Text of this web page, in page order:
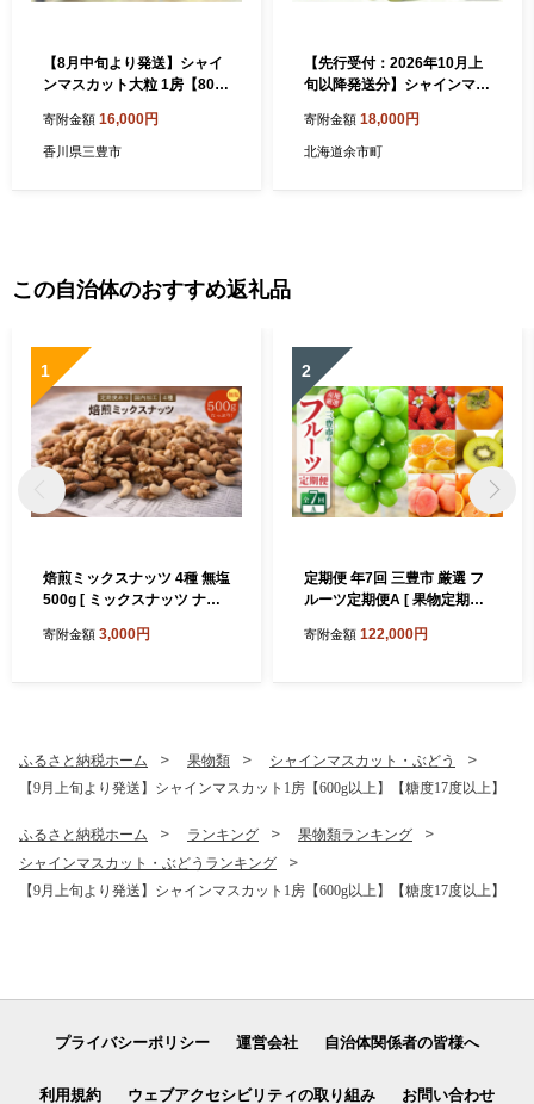
【8月中旬より発送】シャイ
ンマスカット大粒 1房【800
寄附金額 16,000円
香川県三豊市
【先行受付：2026年10月上
旬以降発送分】シャインマス
寄附金額 18,000円
北海道余市町
この自治体のおすすめ返礼品
1
焙煎ミックスナッツ 4種 無塩
500g [ ミックスナッツ ナッ
ーナッツ マカダミア 自家焙
市 本気モード ]
寄附金額 3,000円
2
定期便 年7回 三豊市 厳選 フ
ルーツ定期便A [ 果物定期便
地直送 旬フルーツ 季節の果
寄附金額 122,000円
ふるさと納税ホーム 果物類
シャインマスカット・ぶどう
【9月上旬より発送】シャインマスカット1房【600g以上】【糖度17度以上】
ふるさと納税ホーム ランキング
果物類ランキング
シャインマスカット・ぶどうランキング
【9月上旬より発送】シャインマスカット1房【600g以上】【糖度17度以上】
プライバシーポリシー 運営会社 自治体関係者の皆様へ
利用規約 ウェブアクセシビリティの取り組み お問い合わせ